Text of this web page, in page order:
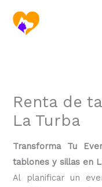
contenido
Renta de
La Turba
Transforma Tu
tablones y sillas en
Al planificar un